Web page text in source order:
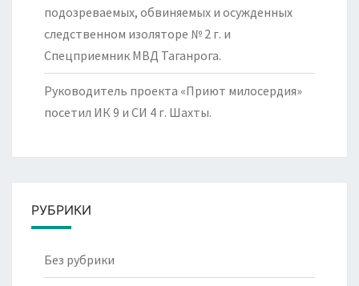
подозреваемых, обвиняемых и осужденных
следственном изоляторе № 2 г. и
Спецприемник МВД Таганрога.
Руководитель проекта «Приют милосердия»
посетил ИК 9 и СИ 4 г. Шахты.
РУБРИКИ
Без рубрики